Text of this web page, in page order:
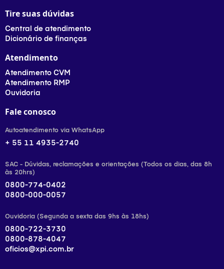
Tire suas dúvidas
Central de atendimento
Dicionário de finanças
Atendimento
Atendimento CVM
Atendimento RMP
Ouvidoria
Fale conosco
Autoatendimento via WhatsApp
+ 55 11 4935-2740
SAC - Dúvidas, reclamações e orientações (Todos os dias, das 8h
às 20hrs)
0800-774-0402
0800-000-0057
Ouvidoria (Segunda a sexta das 9hs às 18hs)
0800-722-3730
0800-878-4047
oficios@xpi.com.br